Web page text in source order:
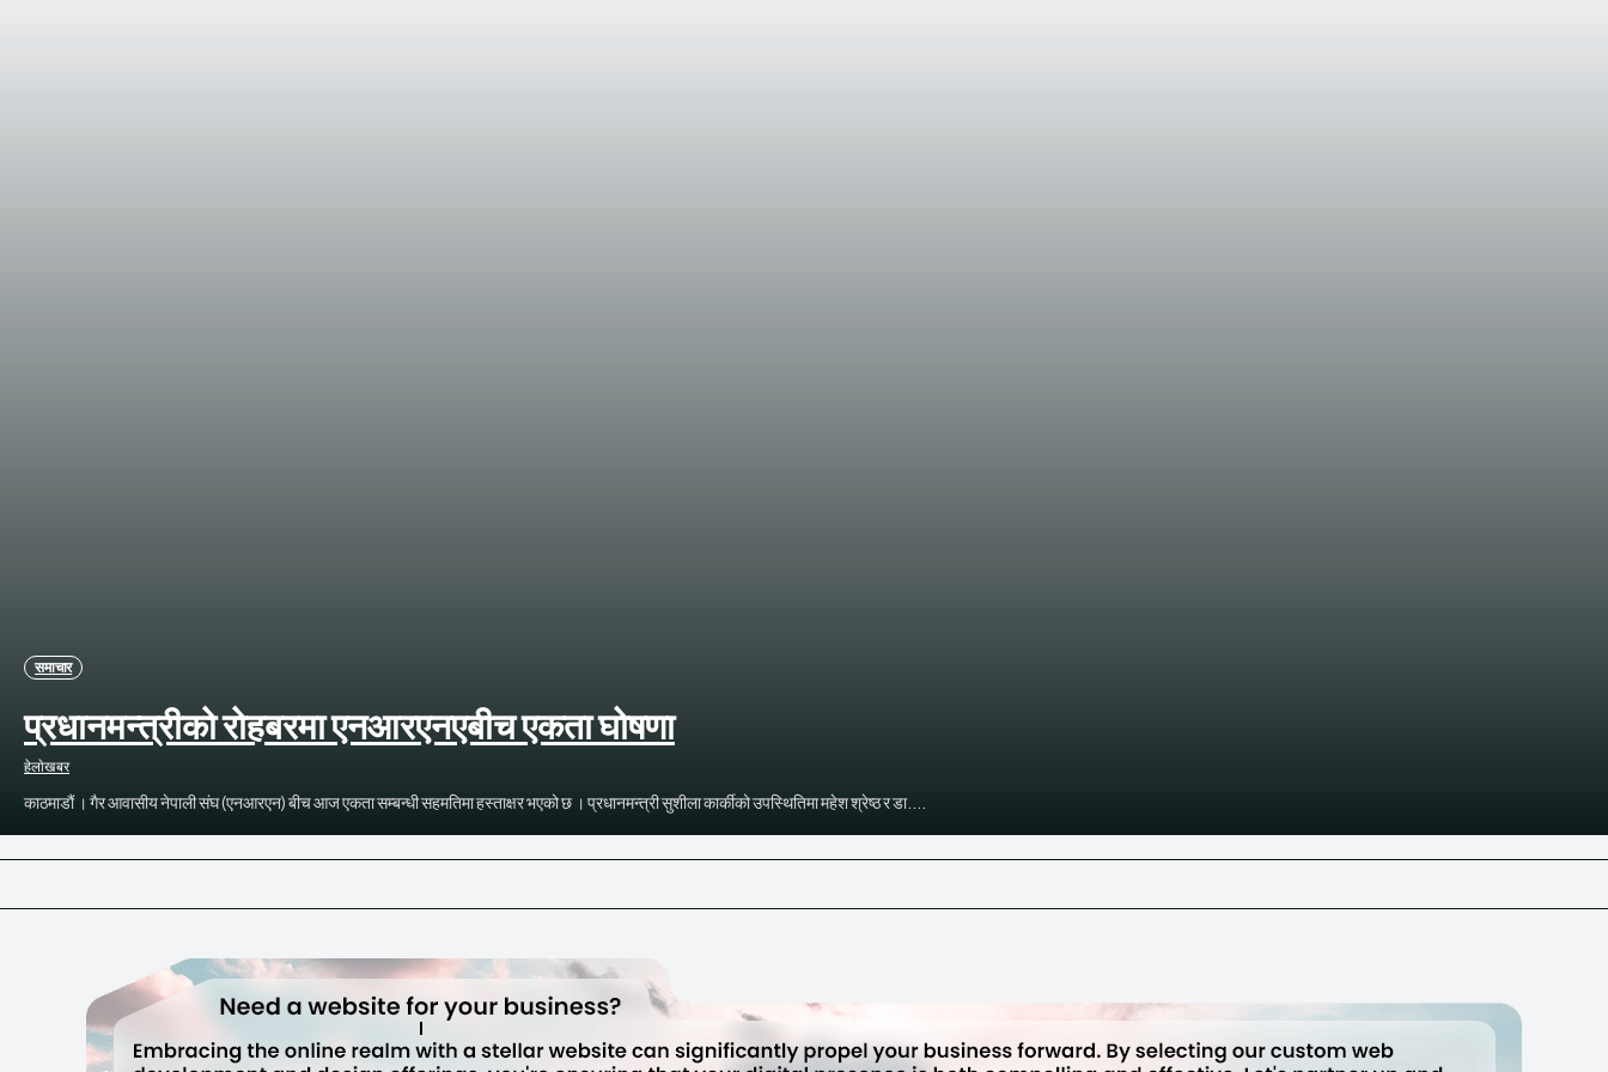
समाचार
प्रधानमन्त्रीको रोहबरमा एनआरएनएबीच एकता घोषणा
हेलाेखबर
काठमाडौं । गैर आवासीय नेपाली संघ (एनआरएन) बीच आज एकता सम्बन्धी सहमतिमा हस्ताक्षर भएको छ । प्रधानमन्त्री सुशीला कार्कीको उपस्थितिमा महेश श्रेष्ठ र डा....